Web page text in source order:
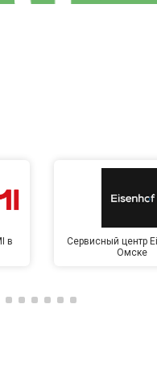
в
Сервисный центр
Омске